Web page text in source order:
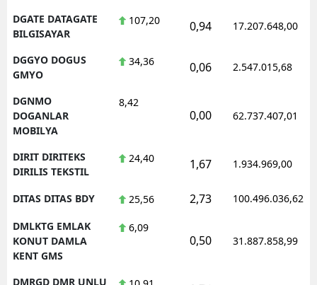
DGATE DATAGATE
BILGISAYAR
107,20 0,94 17.207.648,00
DGGYO DOGUS
GMYO
34,36 0,06 2.547.015,68
DGNMO
DOGANLAR
MOBILYA
8,42
0,00 62.737.407,01
DIRIT DIRITEKS
DIRILIS TEKSTIL
24,40 1,67 1.934.969,00
DITAS DITAS BDY 25,56 2,73 100.496.036,62
DMLKTG EMLAK
KONUT DAMLA
KENT GMS
6,09
0,50 31.887.858,99
DMRGD DMR UNLU